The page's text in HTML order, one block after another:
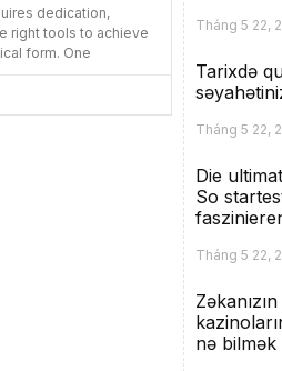
dedication,
right tools to achieve
form. One
Tháng 5 22,
Tarixdə
Tháng 5 22,
Die
So
Tháng 5 22,
nə bilmək